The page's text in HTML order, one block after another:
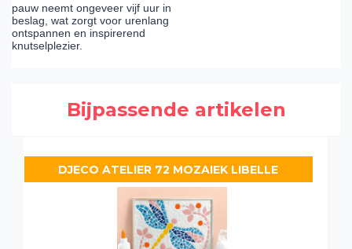
pauw neemt ongeveer vijf uur in
beslag, wat zorgt voor urenlang
ontspannen en inspirerend
knutselplezier.
Bijpassende artikelen
DJECO ATELIER 72 MOZAIEK LIBELLE